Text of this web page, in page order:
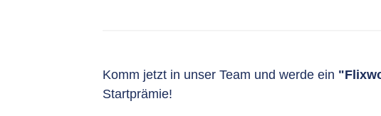
Komm jetzt in unser Team und werde ein
Startprämie!